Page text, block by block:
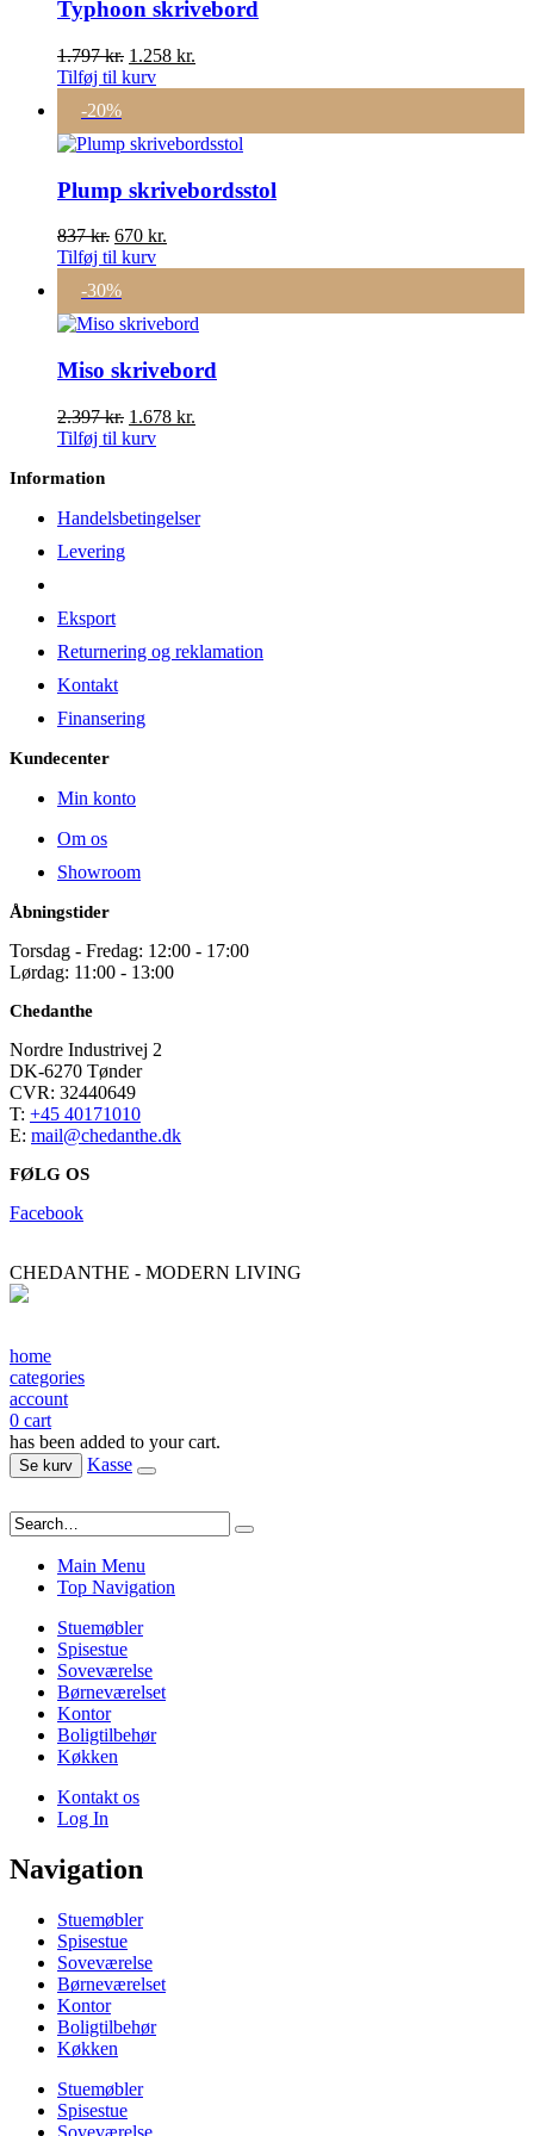
Typhoon skrivebord
1.797kr. Den
oprindelige
1.797 kr..
1.258 kr.
1.258 kr..
Tilføj til kurv
-20%
Plump skrivebordsstol
837kr. Den
oprindelige
var:
837 kr..
670 kr.
670 kr..
Tilføj til kurv
-30%
Miso skrivebord
2.397kr. Den
oprindelige
1.678 kr.
Tilføj til kurv
Information
Handelsbetingelser
Levering
Eksport
Returnering og reklamation
Kontakt
Finansering
Kundecenter
Min konto
Om os
Showroom
Åbningstider
Torsdag - Fredag: 12:00 - 17:00
Lørdag: 11:00 - 13:00
Chedanthe
Nordre Industrivej 2
DK-6270 Tønder
CVR: 32440649
T: +45 40171010
E: mail@chedanthe.dk
FØLG OS
Facebook
CHEDANTHE - MODERN LIVING
home
categories
account
0 cart
has been added to your cart.
Se kurv Kasse
Main Menu
Top Navigation
Stuemøbler
Spisestue
Soveværelse
Børneværelset
Kontor
Boligtilbehør
Køkken
Kontakt os
Log In
Navigation
Stuemøbler
Spisestue
Soveværelse
Børneværelset
Kontor
Boligtilbehør
Køkken
Stuemøbler
Spisestue
Soveværelse